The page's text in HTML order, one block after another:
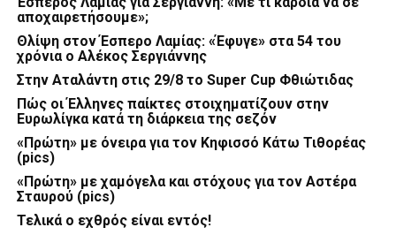
αποχαιρετήσουμε»;
Θλίψη στον Έσπερο Λαμίας: «Έφυγε» στα 54 του
χρόνια ο Αλέκος Σεργιάννης
Στην Αταλάντη στις 29/8 το Super Cup Φθιώτιδας
Πώς οι Έλληνες παίκτες στοιχηματίζουν στην
Ευρωλίγκα κατά τη διάρκεια της σεζόν
«Πρώτη» με όνειρα για τον Κηφισσό Κάτω Τιθορέας
(pics)
«Πρώτη» με χαμόγελα και στόχους για τον Αστέρα
Σταυρού (pics)
Τελικά ο εχθρός είναι εντός!